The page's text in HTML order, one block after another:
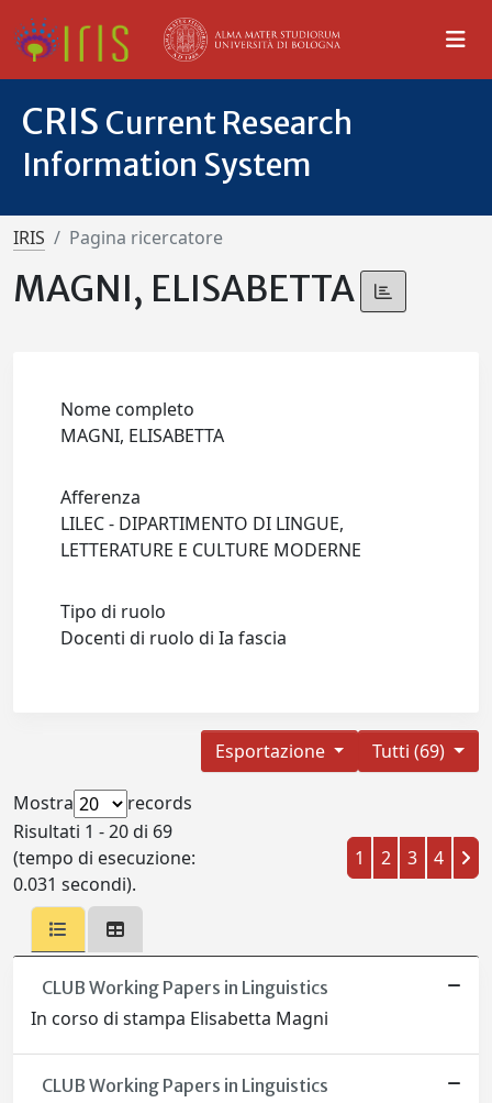
CRIS Current Research
Information System
IRIS Pagina ricercatore
MAGNI, ELISABETTA
Nome completo
MAGNI, ELISABETTA
Afferenza
LILEC - DIPARTIMENTO DI LINGUE,
LETTERATURE E CULTURE MODERNE
Tipo di ruolo
Docenti di ruolo di Ia fascia
Tutti (69)
Esportazione
Mostra
records
Risultati 1 - 20 di 69
(tempo di esecuzione:
0.031 secondi).
1 2 3 4
CLUB Working Papers in Linguistics
In corso di stampa Elisabetta Magni
CLUB Working Papers in Linguistics